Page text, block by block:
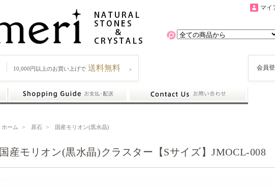
マイ
10,000円以上のお買い上げで 送料無料 › 会員
ホーム > 原石 > 国産モリオン(黒水晶)
国産モリオン(黒水晶)クラスター【Sサイズ】JMOCL-008